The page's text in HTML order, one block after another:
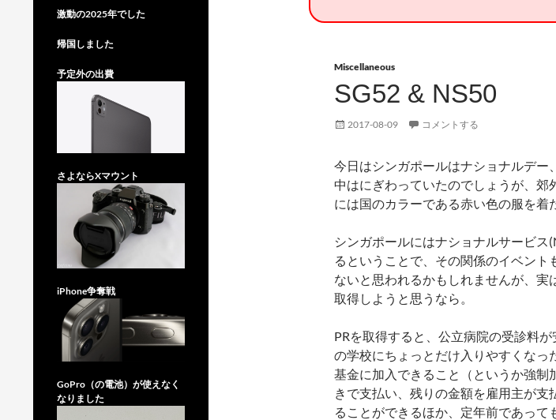
Miscellaneous
SG52 & NS50
2017-08-09 コメントする
今日はシンガポールはナショナルデ
中はにぎわっていたのでしょうが、郊
には国のカラーである赤い色の服を着
シンガポールにはナショナルサービ
るということで、その関係のイベン
ないと思われるかもしれませんが、実
取得しようと思うなら。
PRを取得すると、公立病院の受診料
の学校にちょっとだけ入りやすくなっ
基金に加入できること（というか強制
きで支払い、残りの金額を雇用主が
ることができるほか、定年前であって
激動の2025年でした
帰国しました
予定外の出費
さよならXマウント
iPhone争奪戦
GoPro（の電池）が使えなく
なりました